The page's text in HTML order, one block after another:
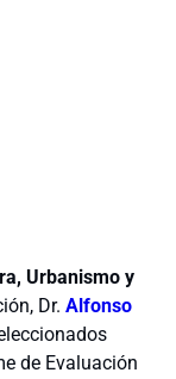
Urbanismo y
Dr. Alfonso
de Evaluación